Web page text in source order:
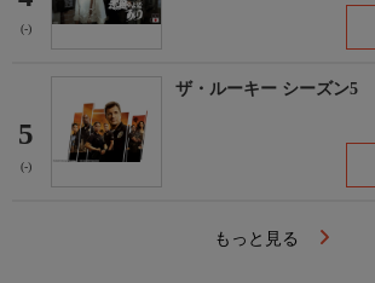
(-)
5
(-)
ザ・ルーキー シーズン5
もっと見る